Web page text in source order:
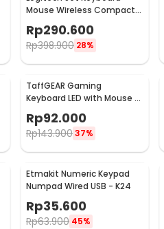
Mouse Wireless Compact
Size Splash Proof 2.4GHz -
MK220
Rp290.600
Rp398.900 28%
TaffGEAR Gaming
Keyboard LED with Mouse -
Rp92.000
Rp143.90037%
Etmakit Numeric Keypad
Numpad Wired USB - K24
Rp35.600
Rp63.900 45%